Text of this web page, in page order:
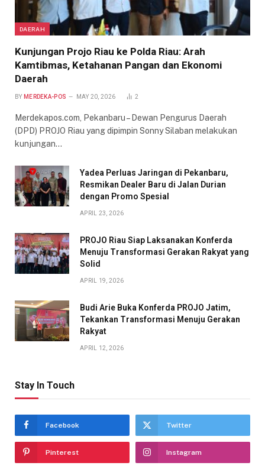
DAERAH
Kunjungan Projo Riau ke Polda Riau: Arah
Kamtibmas, Ketahanan Pangan dan Ekonomi
Daerah
BY MERDEKA-POS MAY 20, 2026 2
Merdekapos.com, Pekanbaru – Dewan Pengurus Daerah
(DPD) PROJO Riau yang dipimpin Sonny Silaban melakukan
kunjungan…
Yadea Perluas Jaringan di Pekanbaru,
Resmikan Dealer Baru di Jalan Durian
dengan Promo Spesial
APRIL 23, 2026
PROJO Riau Siap Laksanakan Konferda
Menuju Transformasi Gerakan Rakyat yang
Solid
APRIL 19, 2026
Budi Arie Buka Konferda PROJO Jatim,
Tekankan Transformasi Menuju Gerakan
Rakyat
APRIL 12, 2026
Stay In Touch
Facebook Twitter
Pinterest Instagram